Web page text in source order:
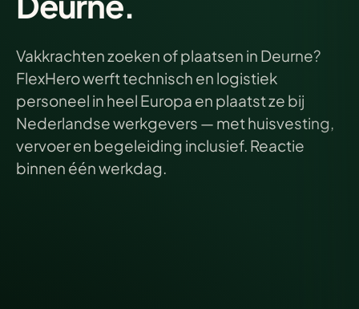
Vakkrachten zoeken of plaatsen in Deurne?
FlexHero werft technisch en logistiek
personeel in heel Europa en plaatst ze bij
Nederlandse werkgevers — met huisvesting,
vervoer en begeleiding inclusief. Reactie
binnen één werkdag.